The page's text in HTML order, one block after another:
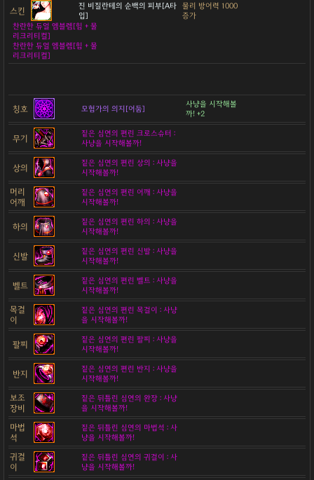
스킨
진 비질란테의 순백의 피부[A타
입]
물리 방어력 1000
증가
찬란한 듀얼 엠블렘[힘 + 물
리크리티컬]
찬란한 듀얼 엠블렘[힘 + 물
리크리티컬]
칭호 모험가의 의지[어둠]
사냥을 시작해볼
까! +2
무기
짙은 심연의 편린 크로스슈터 :
사냥을 시작해볼까!
상의
짙은 심연의 편린 상의 : 사냥을
시작해볼까!
머리
어깨
짙은 심연의 편린 어깨 : 사냥을
시작해볼까!
하의
짙은 심연의 편린 하의 : 사냥을
시작해볼까!
신발
짙은 심연의 편린 신발 : 사냥을
시작해볼까!
벨트
짙은 심연의 편린 벨트 : 사냥을
시작해볼까!
목걸
이
짙은 심연의 편린 목걸이 : 사냥
을 시작해볼까!
팔찌
짙은 심연의 편린 팔찌 : 사냥을
시작해볼까!
반지
짙은 심연의 편린 반지 : 사냥을
시작해볼까!
보조
장비
짙은 뒤틀린 심연의 완장 : 사냥
을 시작해볼까!
마법
석
짙은 뒤틀린 심연의 마법석 : 사
냥을 시작해볼까!
귀걸
이
짙은 뒤틀린 심연의 귀걸이 : 사
냥을 시작해볼까!